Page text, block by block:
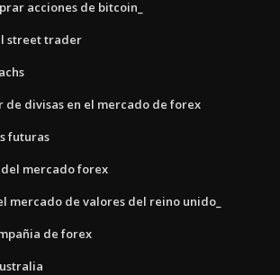
acciones de bitcoin_
street trader
de divisas en el mercado de forex
futuras
mercado forex
mercado de valores del reino unido_
de forex